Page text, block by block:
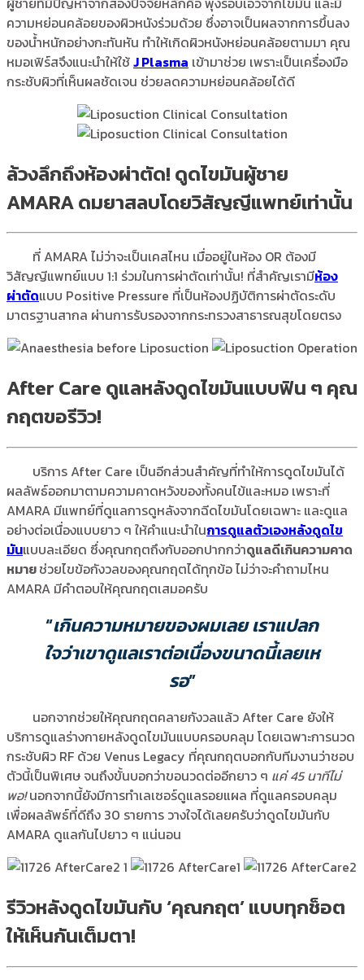
ความหย่อนคล้อยของผิวหนังร่วมด้วย ซึ่งอาจเป็นผลจากการขึ้นลง
ของน้ำหนักอย่างกะทันหัน ทำให้เกิดผิวหนังหย่อนคล้อยตามมา คุณ
หมอเฟิร์สจึงแนะนำให้ใช้J Plasma เข้ามาช่วย เพราะเป็นเครื่องมือ
กระชับผิวที่เห็นผลชัดเจน ช่วยลดความหย่อนคล้อยได้ดี
ล้วงลึกถึงห้องผ่าตัด! ดูดไขมันผู้ชาย
AMARA ดมยาสลบโดยวิสัญญีแพทย์เท่านั้น
ที่ AMARA ไม่ว่าจะเป็นเคสไหน เมื่ออยู่ในห้อง OR ต้องมี
วิสัญญีแพทย์แบบ 1:1 ร่วมในการผ่าตัดเท่านั้น! ที่สำคัญเรามีห้อง
ผ่าตัดแบบ Positive Pressure ที่เป็นห้องปฏิบัติการผ่าตัดระดับ
มาตรฐานสากล ผ่านการรับรองจากกระทรวงสาธารณสุขโดยตรง
After Care ดูแลหลังดูดไขมันแบบฟิน ๆ คุณ
กฤตขอรีวิว!
บริการ After Care เป็นอีกส่วนสำคัญที่ทำให้การดูดไขมันได้
ผลลัพธ์ออกมาตามความคาดหวังของทั้งคนไข้และหมอ เพราะที่
AMARA มีแพทย์ที่ดูแลการดูหลังจากฉีดไขมันโดยเฉพาะ และดูแล
อย่างต่อเนื่องแบบยาว ๆ ให้คำแนะนำในการดูแลตัวเองหลังดูดไข
มันแบบละเอียด ซึ่งคุณกฤตถึงกับออกปากกว่าดูแลดีเกินความคาด
หมายช่วยไขข้อกังวลของคุณกฤตได้ทุกข้อ ไม่ว่าจะคำถามไหน
AMARA มีคำตอบให้คุณกฤตเสมอครับ
“เกินความหมายของผมเลยเราแปลก
ใจว่าเขาดูแลเราต่อเนื่องขนาดนี้เลยเห
รอ”
นอกจากช่วยให้คุณกฤตคลายกังวลแล้ว After Care ยังให้
บริการดูแลร่างกายหลังดูดไขมันแบบครอบคลุม โดยเฉพาะการนวด
กระชับผิว RF ด้วย Venus Legacy ที่คุณกฤตบอกกับทีมงานว่าชอบ
ตัวนี้เป็นพิเศษ จนถึงขั้นบอกว่าขอนวดต่ออีกยาว ๆ แค่ 45 นาทีไม่
พอ!นอกจากนี้ยังมีการทำเลเซอร์ดูแลรอยแผล ที่ดูแลครอบคลุม
เพื่อผลลัพธ์ที่ดีถึง 30 รายการ วางใจได้เลยครับว่าดูดไขมันกับ
AMARA ดูแลกันไปยาว ๆ แน่นอน
รีวิวหลังดูดไขมันกับ ‘คุณกฤต’ แบบทุกช็อต
ให้เห็นกันเต็มตา!